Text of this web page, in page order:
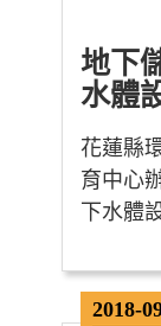
地下
水體
花蓮縣
育中心
下水體
2018-